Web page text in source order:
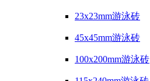
23x23mm游泳砖
45x45mm游泳砖
100x200mm游泳砖